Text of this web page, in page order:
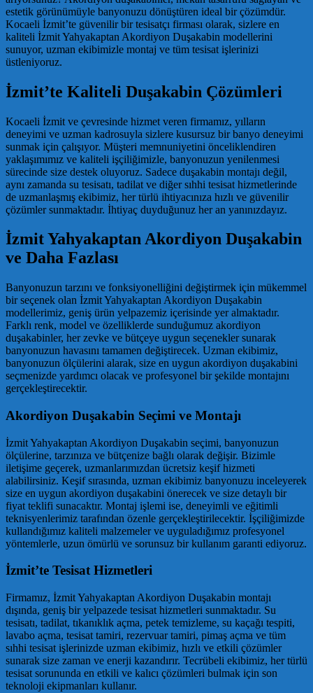
estetik görünümüyle banyonuzu dönüştüren ideal bir çözümdür.
Kocaeli İzmit’te güvenilir bir tesisatçı firması olarak, sizlere en
kaliteli İzmit Yahyakaptan Akordiyon Duşakabin modellerini
sunuyor, uzman ekibimizle montaj ve tüm tesisat işlerinizi
üstleniyoruz.
İzmit’te Kaliteli Duşakabin Çözümleri
Kocaeli İzmit ve çevresinde hizmet veren firmamız, yılların
deneyimi ve uzman kadrosuyla sizlere kusursuz bir banyo deneyimi
sunmak için çalışıyor. Müşteri memnuniyetini önceliklendiren
yaklaşımımız ve kaliteli işçiliğimizle, banyonuzun yenilenmesi
sürecinde size destek oluyoruz. Sadece duşakabin montajı değil,
aynı zamanda su tesisatı, tadilat ve diğer sıhhi tesisat hizmetlerinde
de uzmanlaşmış ekibimiz, her türlü ihtiyacınıza hızlı ve güvenilir
çözümler sunmaktadır. İhtiyaç duyduğunuz her an yanınızdayız.
İzmit Yahyakaptan Akordiyon Duşakabin
ve Daha Fazlası
Banyonuzun tarzını ve fonksiyonelliğini değiştirmek için mükemmel
bir seçenek olan İzmit Yahyakaptan Akordiyon Duşakabin
modellerimiz, geniş ürün yelpazemiz içerisinde yer almaktadır.
Farklı renk, model ve özelliklerde sunduğumuz akordiyon
duşakabinler, her zevke ve bütçeye uygun seçenekler sunarak
banyonuzun havasını tamamen değiştirecek. Uzman ekibimiz,
banyonuzun ölçülerini alarak, size en uygun akordiyon duşakabini
seçmenizde yardımcı olacak ve profesyonel bir şekilde montajını
gerçekleştirecektir.
Akordiyon Duşakabin Seçimi ve Montajı
İzmit Yahyakaptan Akordiyon Duşakabin seçimi, banyonuzun
ölçülerine, tarzınıza ve bütçenize bağlı olarak değişir. Bizimle
iletişime geçerek, uzmanlarımızdan ücretsiz keşif hizmeti
alabilirsiniz. Keşif sırasında, uzman ekibimiz banyonuzu inceleyerek
size en uygun akordiyon duşakabini önerecek ve size detaylı bir
fiyat teklifi sunacaktır. Montaj işlemi ise, deneyimli ve eğitimli
teknisyenlerimiz tarafından özenle gerçekleştirilecektir. İşçiliğimizde
kullandığımız kaliteli malzemeler ve uyguladığımız profesyonel
yöntemlerle, uzun ömürlü ve sorunsuz bir kullanım garanti ediyoruz.
İzmit’te Tesisat Hizmetleri
Firmamız, İzmit Yahyakaptan Akordiyon Duşakabin montajı
dışında, geniş bir yelpazede tesisat hizmetleri sunmaktadır. Su
tesisatı, tadilat, tıkanıklık açma, petek temizleme, su kaçağı tespiti,
lavabo açma, tesisat tamiri, rezervuar tamiri, pimaş açma ve tüm
sıhhi tesisat işlerinizde uzman ekibimiz, hızlı ve etkili çözümler
sunarak size zaman ve enerji kazandırır. Tecrübeli ekibimiz, her türlü
tesisat sorununda en etkili ve kalıcı çözümleri bulmak için son
teknoloji ekipmanları kullanır.